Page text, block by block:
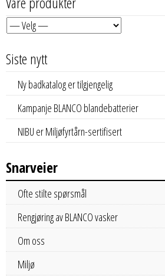
Siste nytt
Ny badkatalog er tilgjengelig
Kampanje BLANCO blandebatterier
NIBU er Miljøfyrtårn-sertifisert
Snarveier
Ofte stilte spørsmål
Rengjøring av BLANCO vasker
Om oss
Miljø